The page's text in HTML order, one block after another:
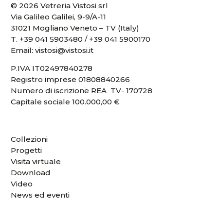
© 2026 Vetreria Vistosi srl
Via Galileo Galilei, 9-9/A-11
31021 Mogliano Veneto – TV (Italy)
T. +39 041 5903480 / +39 041 5900170
Email:vistosi@vistosi.it
P.IVA IT02497840278
Registro imprese 01808840266
Numero di iscrizione REA TV- 170728
Capitale sociale 100.000,00 €
Collezioni
Progetti
Visita virtuale
Download
Video
News ed eventi